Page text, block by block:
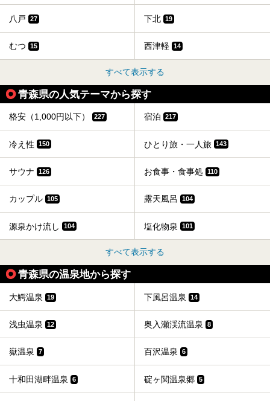
八戸 27 下北 19
むつ 15 西津軽 14
すべて表示する
青森県の人気テーマから探す
格安（1,000円以下） 227 宿泊 217
冷え性 150 ひとり旅・一人旅 143
サウナ 126 お食事・食事処 110
カップル 105 露天風呂 104
源泉かけ流し 104 塩化物泉 101
すべて表示する
青森県の温泉地から探す
大鰐温泉 19 下風呂温泉 14
浅虫温泉 12 奥入瀬渓流温泉 8
嶽温泉 7 百沢温泉 6
十和田湖畔温泉 6 碇ヶ関温泉郷 5